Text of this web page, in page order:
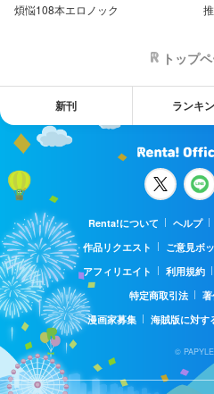
煩悩108本エロノック
トップ
新刊 ランキ
Renta!について ヘルプ
作品リクエスト
ご意見ボ
アフィリエイト
利用規約
特定商取引法
漫画家募集
海賊版に対す
©